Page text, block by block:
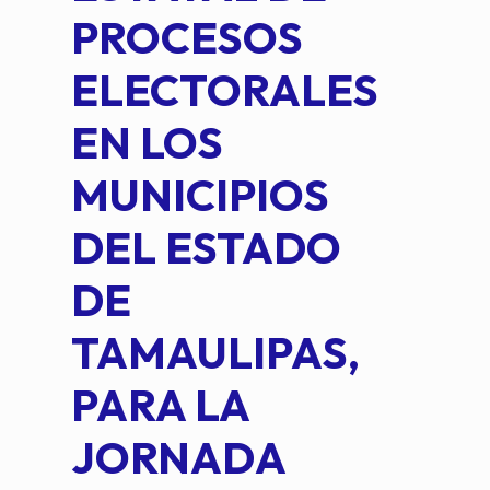
PROCESOS
ELECTORALES
EN LOS
MUNICIPIOS
DEL ESTADO
DE
TAMAULIPAS,
PARA LA
JORNADA